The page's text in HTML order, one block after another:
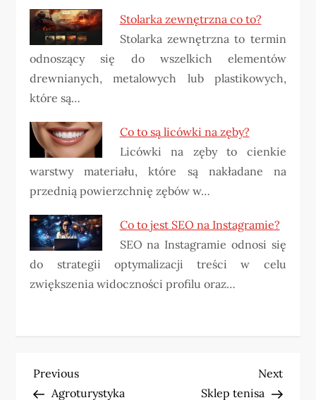
Stolarka zewnętrzna co to?
Stolarka zewnętrzna to termin
odnoszący się do wszelkich elementów
drewnianych, metalowych lub plastikowych,
które są…
Co to są licówki na zęby?
Licówki na zęby to cienkie
warstwy materiału, które są nakładane na
przednią powierzchnię zębów w…
Co to jest SEO na Instagramie?
SEO na Instagramie odnosi się
do strategii optymalizacji treści w celu
zwiększenia widoczności profilu oraz…
N
Previous
Post
Previous
Agroturystyka
Next
Post
Next
Sklep tenisa